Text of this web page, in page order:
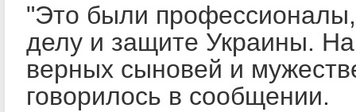
"Это были
делу и защите Украины.
верных сыновей и
говорилось в сообщении.